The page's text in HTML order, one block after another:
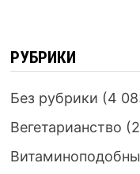
РУБРИКИ
Без рубрики (4
Вегетарианство